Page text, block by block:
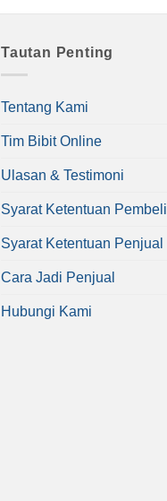
Tautan Penting
Tentang Kami
Tim Bibit Online
Ulasan & Testimoni
Syarat Ketentuan Pembeli
Syarat Ketentuan Penjual
Cara Jadi Penjual
Hubungi Kami